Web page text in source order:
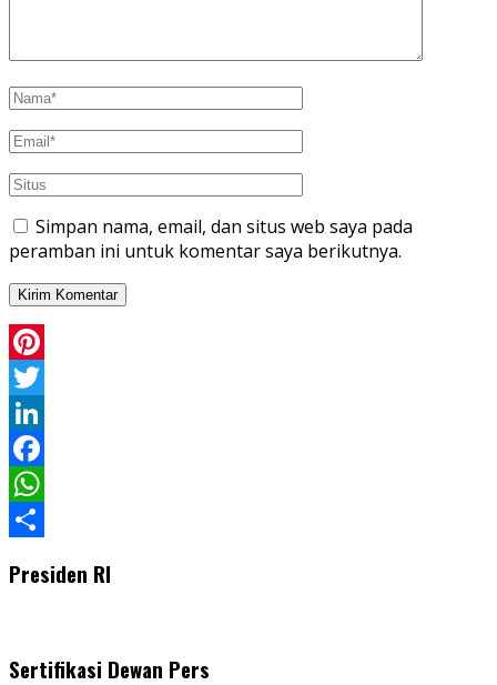
Simpan nama, email, dan situs web saya pada
peramban ini untuk komentar saya berikutnya.
Pinterest
Twitter
LinkedIn
Facebook
WhatsApp
Presiden RI
Sertifikasi Dewan Pers